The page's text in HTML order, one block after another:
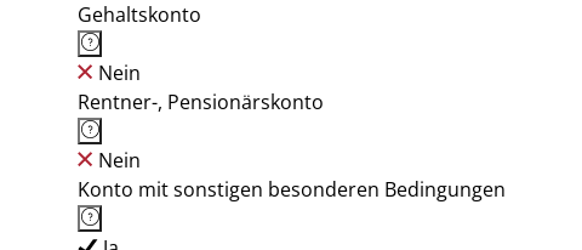
Gehaltskonto
Nein
Rentner-, Pensionärskonto
Nein
Konto mit sonstigen besonderen Bedingungen